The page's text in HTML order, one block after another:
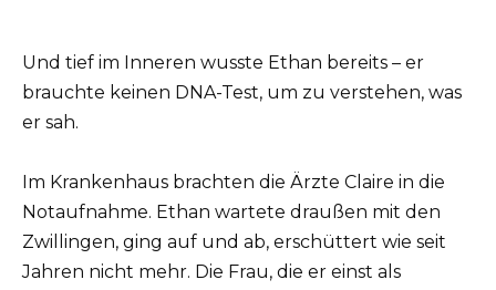
Und tief im Inneren wusste Ethan bereits – er
brauchte keinen DNA-Test, um zu verstehen, was
er sah.
Im Krankenhaus brachten die Ärzte Claire in die
Notaufnahme. Ethan wartete draußen mit den
Zwillingen, ging auf und ab, erschüttert wie seit
Jahren nicht mehr. Die Frau, die er einst als